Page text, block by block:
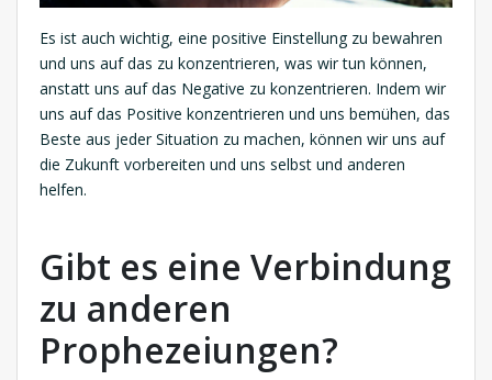
Es ist auch wichtig, eine positive Einstellung zu bewahren
und uns auf das zu konzentrieren, was wir tun können,
anstatt uns auf das Negative zu konzentrieren. Indem wir
uns auf das Positive konzentrieren und uns bemühen, das
Beste aus jeder Situation zu machen, können wir uns auf
die Zukunft vorbereiten und uns selbst und anderen
helfen.
Gibt es eine Verbindung
zu anderen
Prophezeiungen?